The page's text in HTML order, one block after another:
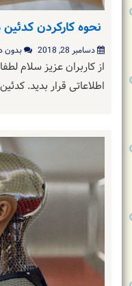
نحوه کارکردن کدئین
دسامبر 28, 2018 بدون
از کاربران عزیز سلام
اطلاعاتی قرار بدید. کدئین Codeine در طبقه بندی دارویی…